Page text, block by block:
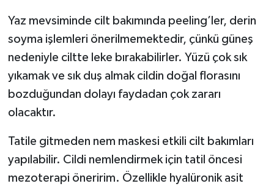
Yaz mevsiminde cilt bakımında peeling’ler, derin
soyma işlemleri önerilmemektedir, çünkü güneş
nedeniyle ciltte leke bırakabilirler. Yüzü çok sık
yıkamak ve sık duş almak cildin doğal florasını
bozduğundan dolayı faydadan çok zararı
olacaktır.
Tatile gitmeden nem maskesi etkili cilt bakımları
yapılabilir. Cildi nemlendirmek için tatil öncesi
mezoterapi öneririm. Özellikle hyalüronik asit